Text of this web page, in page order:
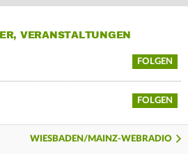
VERANSTALTUNGEN
FOLGEN
FOLGEN
WIESBADEN/MAINZ-WEBRADIO